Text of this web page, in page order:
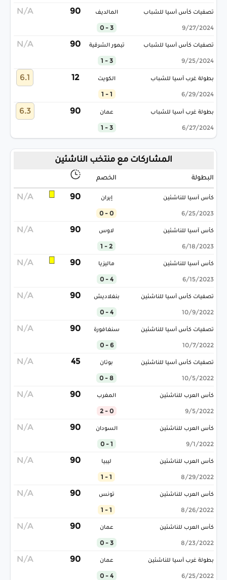
تصفيات كأس آسيا للشباب
9/27/2024
المالديف
3 - 0
90
N/A
تصفيات كأس آسيا للشباب
9/25/2024
تيمور الشرقية
3 - 1
90
N/A
بطولة غرب آسيا للشباب
6/29/2024
الكويت
1 - 1
12
6.1
بطولة غرب آسيا للشباب
6/27/2024
عمان
3 - 1
90
6.3
المشاركات مع منتخب الناشئين
البطولة الخصم
كأس آسيا للناشئين
6/25/2023
إيران
0 - 0
90
N/A
كأس آسيا للناشئين
6/18/2023
لاوس
2 - 1
90
N/A
كأس آسيا للناشئين
6/15/2023
ماليزيا
4 - 0
90
N/A
تصفيات كأس آسيا للناشئين
10/9/2022
بنغلاديش
4 - 0
90
N/A
تصفيات كأس آسيا للناشئين
10/7/2022
سنغافورة
6 - 0
90
N/A
تصفيات كأس آسيا للناشئين
10/5/2022
بوتان
8 - 0
45
N/A
كأس العرب للناشئين
9/5/2022
المغرب
0 - 2
90
N/A
كأس العرب للناشئين
9/1/2022
السودان
1 - 0
90
N/A
كأس العرب للناشئين
8/29/2022
ليبيا
1 - 1
90
N/A
كأس العرب للناشئين
8/26/2022
تونس
1 - 1
90
N/A
كأس العرب للناشئين
8/23/2022
عمان
3 - 0
90
N/A
بطولة غرب آسيا للناشئين
6/25/2022
عمان
4 - 0
90
N/A